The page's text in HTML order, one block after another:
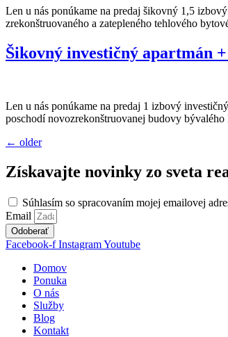
Len u nás ponúkame na predaj šikovný 1,5
zrekonštruovaného a zatepleného tehlového
Šikovný investičný apartmán
Len u nás ponúkame na predaj 1 izbový
poschodí novozrekonštruovanej budovy
← older
Získavajte novinky zo sveta
Súhlasím so spracovaním mojej emailovej
Email
Odoberať
Facebook-f InstagramYoutube
Domov
Ponuka
O nás
Služby
Blog
Kontakt